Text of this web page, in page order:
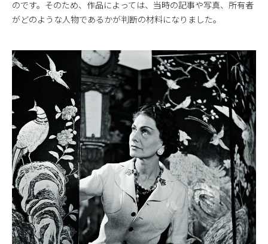
のです。そのため、作品によっては、当時の記事や写真、所有者
がどのような人物であるかが判断の材料になりました。